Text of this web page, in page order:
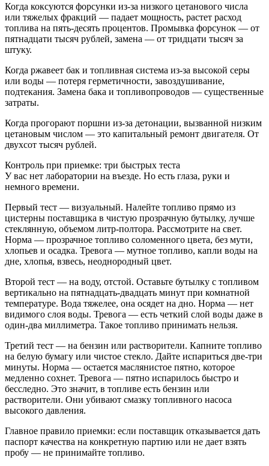
Когда коксуются форсунки из-за низкого цетанового числа
или тяжелых фракций — падает мощность, растет расход
топлива на пять-десять процентов. Промывка форсунок — от
пятнадцати тысяч рублей, замена — от тридцати тысяч за
штуку.
Когда ржавеет бак и топливная система из-за высокой серы
или воды — потеря герметичности, завоздушивание,
подтекания. Замена бака и топливопроводов — существенные
затраты.
Когда прогорают поршни из-за детонации, вызванной низким
цетановым числом — это капитальный ремонт двигателя. От
двухсот тысяч рублей.
Контроль при приемке: три быстрых теста
У вас нет лаборатории на въезде. Но есть глаза, руки и
немного времени.
Первый тест — визуальный. Налейте топливо прямо из
цистерны поставщика в чистую прозрачную бутылку, лучше
стеклянную, объемом литр-полтора. Рассмотрите на свет.
Норма — прозрачное топливо соломенного цвета, без мути,
хлопьев и осадка. Тревога — мутное топливо, капли воды на
дне, хлопья, взвесь, неоднородный цвет.
Второй тест — на воду, отстой. Оставьте бутылку с топливом
вертикально на пятнадцать-двадцать минут при комнатной
температуре. Вода тяжелее, она осядет на дно. Норма — нет
видимого слоя воды. Тревога — есть четкий слой воды даже в
один-два миллиметра. Такое топливо принимать нельзя.
Третий тест — на бензин или растворители. Капните топливо
на белую бумагу или чистое стекло. Дайте испариться две-три
минуты. Норма — остается маслянистое пятно, которое
медленно сохнет. Тревога — пятно испарилось быстро и
бесследно. Это значит, в топливе есть бензин или
растворители. Они убивают смазку топливного насоса
высокого давления.
Главное правило приемки: если поставщик отказывается дать
паспорт качества на конкретную партию или не дает взять
пробу — не принимайте топливо.